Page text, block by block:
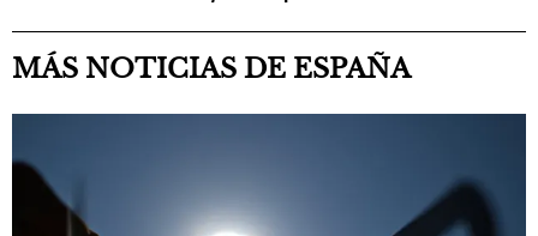
MÁS NOTICIAS DE ESPAÑA